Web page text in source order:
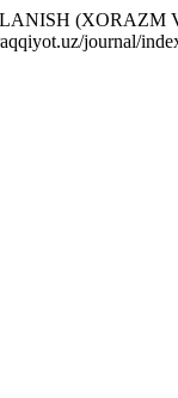
(XORAZM
journal/